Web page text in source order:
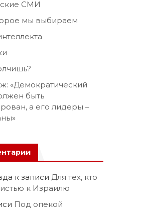
СМИ
мы выбираем
«Демократический
быть
а его лидеры –
к записи Для тех, кто
к Израилю
Под опекой